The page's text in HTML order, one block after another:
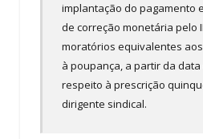
implantação do pagamento
de correção monetária pelo
moratórios equivalentes
à poupança, a partir da data
respeito à prescrição
dirigente sindical.